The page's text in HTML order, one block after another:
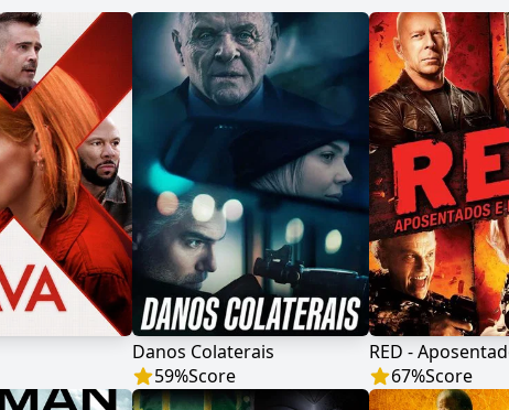
Danos Colaterais
59%Score
67%Score